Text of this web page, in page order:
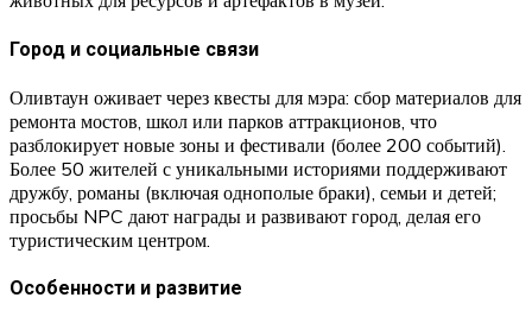
Город и социальные связи
Оливтаун оживает через квесты для мэра: сбор материалов для
ремонта мостов, школ или парков аттракционов, что
разблокирует новые зоны и фестивали (более 200 событий).
Более 50 жителей с уникальными историями поддерживают
дружбу, романы (включая однополые браки), семьи и детей;
просьбы NPC дают награды и развивают город, делая его
туристическим центром.
Особенности и развитие